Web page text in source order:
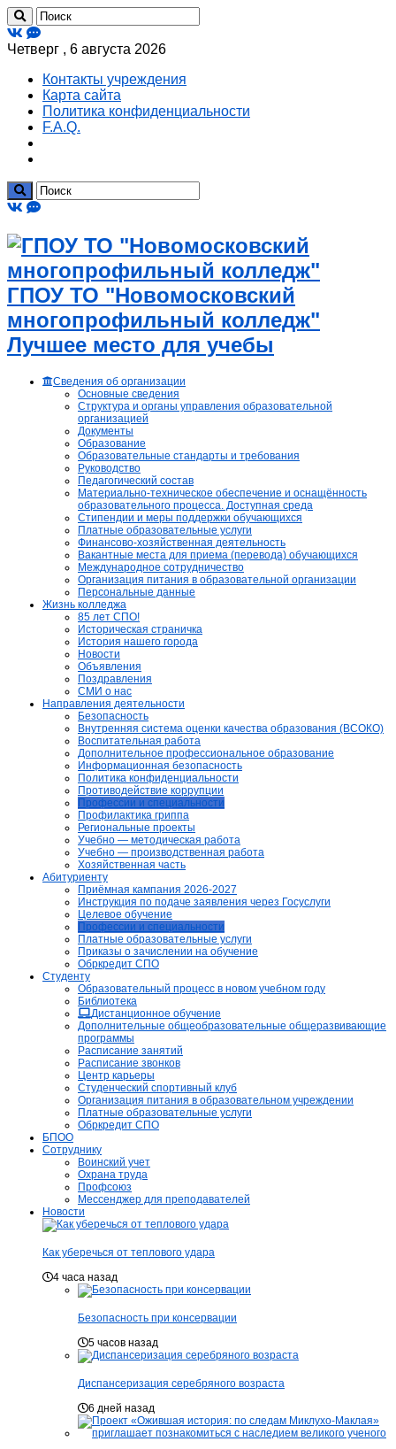
Четверг , 6 августа 2026
Контакты учреждения
Карта сайта
Политика конфиденциальности
F.A.Q.
ГПОУ ТО "Новомосковский
многопрофильный колледж"
Лучшее место для учебы
Сведения об организации
Основные сведения
Структура и органы управления образовательной
организацией
Документы
Образование
Образовательные стандарты и требования
Руководство
Педагогический состав
Материально-техническое обеспечение и оснащённость
образовательного процесса. Доступная среда
Стипендии и меры поддержки обучающихся
Платные образовательные услуги
Финансово-хозяйственная деятельность
Вакантные места для приема (перевода) обучающихся
Международное сотрудничество
Организация питания в образовательной организации
Персональные данные
Жизнь колледжа
85 лет СПО!
Историческая страничка
История нашего города
Новости
Объявления
Поздравления
СМИ о нас
Направления деятельности
Безопасность
Внутренняя система оценки качества образования (ВСОКО)
Воспитательная работа
Дополнительное профессиональное образование
Информационная безопасность
Политика конфиденциальности
Противодействие коррупции
Профессии и специальности
Профилактика гриппа
Региональные проекты
Учебно — методическая работа
Учебно — производственная работа
Хозяйственная часть
Абитуриенту
Приёмная кампания 2026-2027
Инструкция по подаче заявления через Госуслуги
Целевое обучение
Профессии и специальности
Платные образовательные услуги
Приказы о зачислении на обучение
Обркредит СПО
Студенту
Образовательный процесс в новом учебном году
Библиотека
Дистанционное обучение
Дополнительные общеобразовательные общеразвивающие
программы
Расписание занятий
Расписание звонков
Центр карьеры
Студенческий спортивный клуб
Организация питания в образовательном учреждении
Платные образовательные услуги
Обркредит СПО
БПОО
Сотруднику
Воинский учет
Охрана труда
Профсоюз
Мессенджер для преподавателей
Новости
Как уберечься от теплового удара
4 часа назад
Безопасность при консервации
5 часов назад
Диспансеризация серебряного возраста
6 дней назад